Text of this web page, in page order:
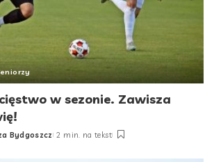
w sezonie. Zawisza
Bydgoszcz 2 min. na tekst